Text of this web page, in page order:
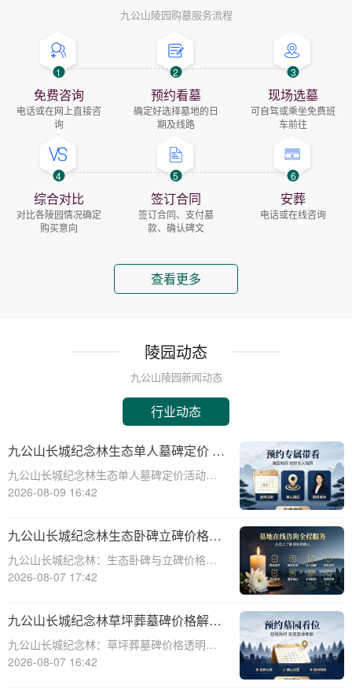
九公山陵园购墓服务流程
1
免费咨询
电话或在网上直接咨
询
2
预约看墓
确定好选择墓地的日
期及线路
3
现场选墓
可自驾或乘坐免费班
车前往
4
综合对比
对比各陵园情况确定
购买意向
5
签订合同
签订合同、支付墓
款、确认碑文
6
安葬
电话或在线咨询
查看更多
陵园动态
九公山陵园新闻动态
行业动态
九公山长城纪念林生态单人墓碑定价 活
动直降数千福利丰厚详解
九公山长城纪念林生态单人墓碑定价活动直
降数千，福利丰厚，为有需要的人们提供了
详细介绍这一活动，帮助您更好地了解和选
择适合自己的墓碑。九公山长城纪念林作为
国内知名的
2026-08-09 16:42
九公山长城纪念林生态卧碑立碑价格表
详解及活动期赠安葬配套福利解析
九公山长城纪念林：生态卧碑与立碑价格及
活动期赠送配套服务全解析☎ 九公山陵园电
地，九公山长城纪念林凭借其得天独厚的地
理位置和优越的自然环境，成为众
2026-08-07 17:42
九公山长城纪念林草坪葬墓碑价格解析
及赠予绿植养护服务详解
九公山长城纪念林：草坪葬墓碑价格透明，
赠送绿植养护服务☎ 九公山陵园电话:400-
2026-08-07 16:42